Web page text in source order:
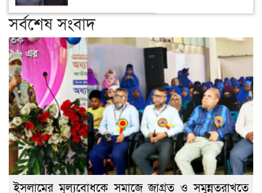
সর্বশেষ সংবাদ
ইসলামের মূল্যবোধকে সমাজে জাগ্রত ও সমুন্নতরাখতে